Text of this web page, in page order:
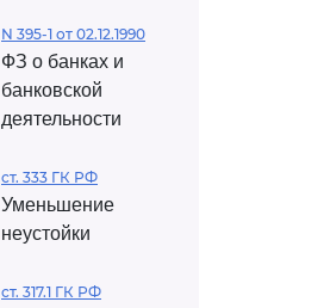
N 395-1 от 02.12.1990
ФЗ о банках и
банковской
деятельности
ст. 333 ГК РФ
Уменьшение
неустойки
ст. 317.1 ГК РФ